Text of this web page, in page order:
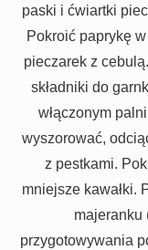
paski i ćwiartki
Pokroić paprykę
pieczarek z
składniki do
włączonym
wyszorować,
z pestkami.
mniejsze kawałki.
majeranku
przygotowywania